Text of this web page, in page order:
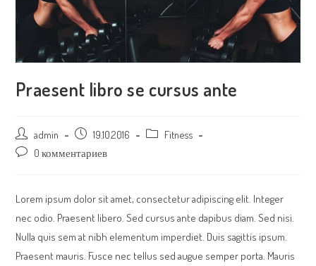
Praesent libro se cursus ante
Post
author:
admin
Запись19.10.2016
Post Fitness
Post 0 комментариев
Lorem ipsum dolor sit amet, consectetur adipiscing elit. Integer
nec odio. Praesent libero. Sed cursus ante dapibus diam. Sed nisi.
Nulla quis sem at nibh elementum imperdiet. Duis sagittis ipsum.
Praesent mauris. Fusce nec tellus sed augue semper porta. Mauris